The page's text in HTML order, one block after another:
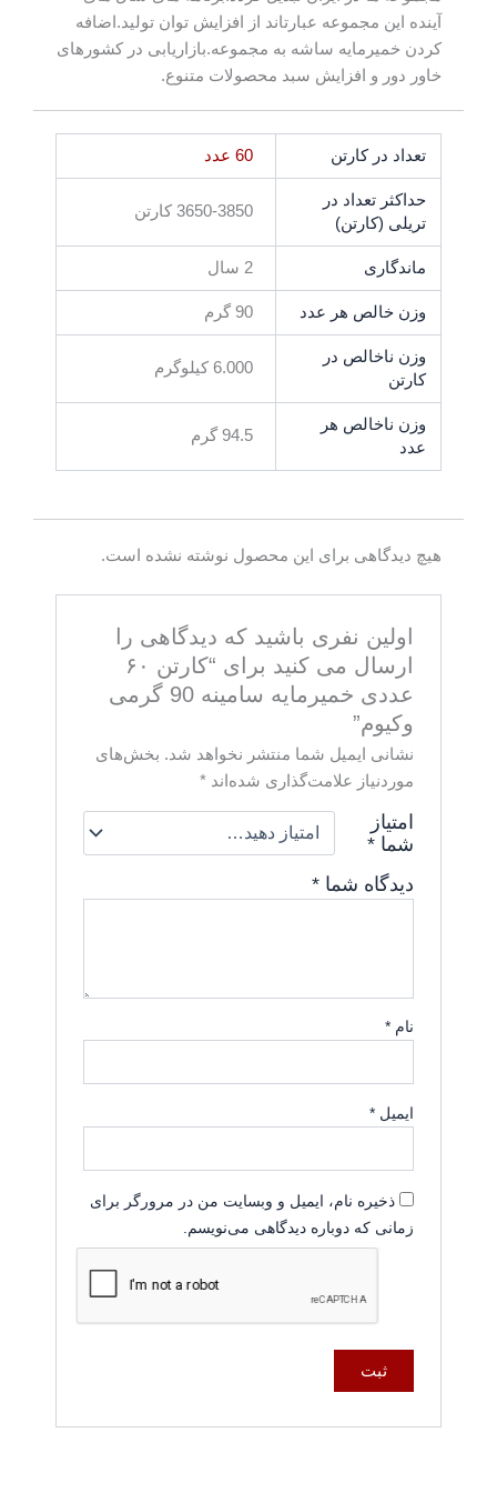
آینده این مجموعه عبارتاند از افزایش توان تولید.اضافه
کردن خمیرمایه ساشه به مجموعه.بازاریابی در کشورهای
خاور دور و افزایش سبد محصولات متنوع.
تعداد در کارتن 60 عدد
حداکثر تعداد در
تریلی (کارتن)
3650-3850 کارتن
ماندگاری 2 سال
وزن خالص هر عدد 90 گرم
وزن ناخالص در
کارتن
6.000 کیلوگرم
وزن ناخالص هر
عدد
94.5 گرم
هیچ دیدگاهی برای این محصول نوشته نشده است.
اولین نفری باشید که دیدگاهی را
ارسال می کنید برای “کارتن ۶۰
عددی خمیرمایه سامینه 90 گرمی
وکیوم”
نشانی ایمیل شما منتشر نخواهد شد. بخش‌های
موردنیاز علامت‌گذاری شده‌اند*
امتیاز
شما*
دیدگاه شما*
نام*
ایمیل*
ذخیره نام، ایمیل و وبسایت من در مرورگر برای
زمانی که دوباره دیدگاهی می‌نویسم.